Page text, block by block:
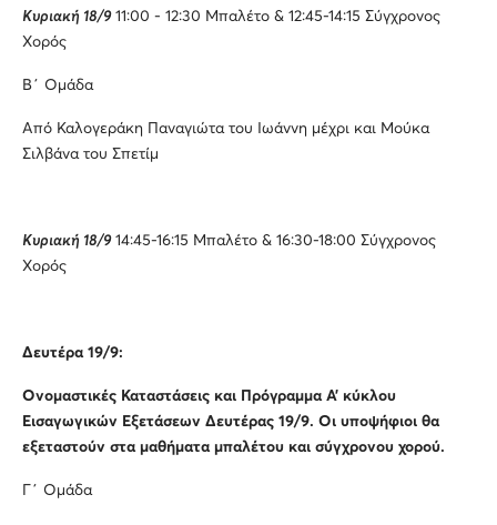
Κυριακή 18/9 11:00 - 12:30 Μπαλέτο & 12:45-14:15 Σύγχρονος
Χορός
Β΄ Ομάδα
Από Καλογεράκη Παναγιώτα του Ιωάννη μέχρι και Μούκα
Σιλβάνα του Σπετίμ
Κυριακή 18/9 14:45-16:15 Μπαλέτο & 16:30-18:00 Σύγχρονος
Χορός
Δευτέρα 19/9:
Ονομαστικές Καταστάσεις και Πρόγραμμα Α’ κύκλου
Εισαγωγικών Εξετάσεων Δευτέρας 19/9. Οι υποψήφιοι θα
εξεταστούν στα μαθήματα μπαλέτου και σύγχρονου χορού.
Γ΄ Ομάδα